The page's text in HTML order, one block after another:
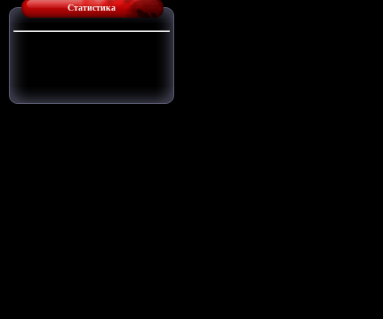
Статистика